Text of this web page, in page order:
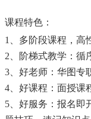
课程特色：
1、 多阶段课程，高
2、阶梯式教学：循
3、好老师：华图专
4、好课程：面授课
5、好服务：报名即